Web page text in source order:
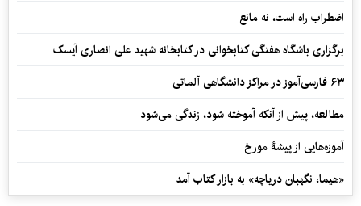
اضطراب راه است، نه مانع
برگزاری باشگاه هفتگی کتابخوانی در کتابخانه شهید علی انصاری آیسک
۶۳ فارسی‌آموز در مراکز دانشگاهی آلماتی
مطالعه، پیش از آنکه آموخته شود، زندگی می‌شود
آموزه‌هایی از پیشۀ مورخ
«هیما، نگهبان دریاچه» به بازار کتاب آمد